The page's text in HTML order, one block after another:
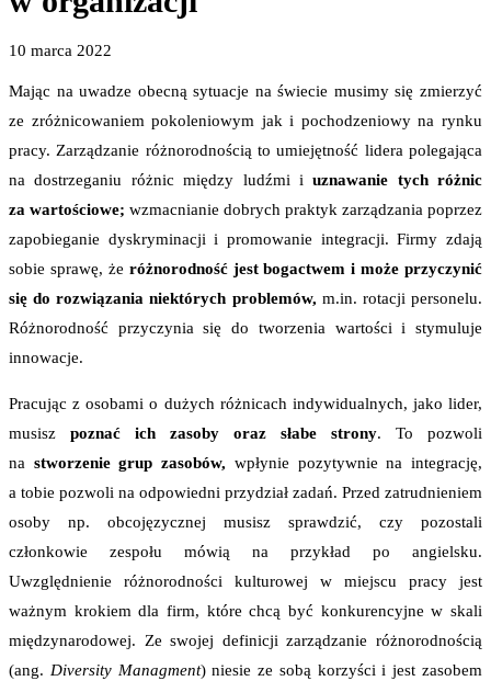
10 marca 2022
Mając na uwadze obecną sytuacje na świecie musimy się zmierzyć
ze zróżnicowaniem pokoleniowym jak i pochodzeniowy na rynku
pracy. Zarządzanie różnorodnością to umiejętność lidera polegająca
na dostrzeganiu różnic między ludźmi iuznawanie tych różnic
za wartościowe; wzmacnianie dobrych praktyk zarządzania poprzez
zapobieganie dyskryminacji i promowanie integracji. Firmy zdają
sobie sprawę, że różnorodność jest bogactwem i może przyczynić
się do rozwiązania niektórych problemów, m.in. rotacji personelu.
Różnorodność przyczynia się do tworzenia wartości i stymuluje
innowacje.
Pracując z osobami o dużych różnicach indywidualnych, jako lider,
musisz poznać ich zasoby oraz słabe strony. To pozwoli
na stworzenie grup zasobów, wpłynie pozytywnie na integrację,
a tobie pozwoli na odpowiedni przydział zadań. Przed zatrudnieniem
osoby np. obcojęzycznej musisz sprawdzić, czy pozostali
członkowie zespołu mówią na przykład po angielsku.
Uwzględnienie różnorodności kulturowej w miejscu pracy jest
ważnym krokiem dla firm, które chcą być konkurencyjne w skali
międzynarodowej. Ze swojej definicji zarządzanie różnorodnością
(ang. Diversity Managment) niesie ze sobą korzyści i jest zasobem